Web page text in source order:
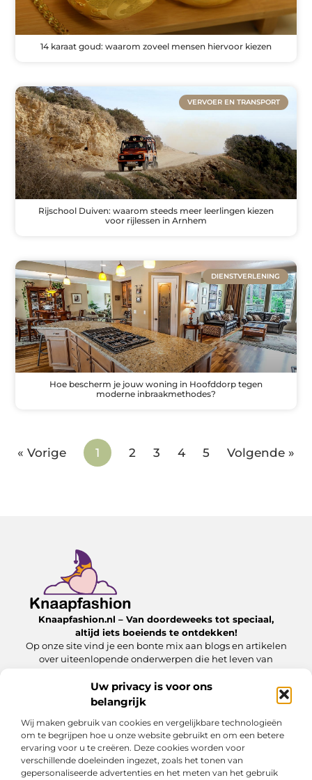
Uw privacy is voor ons
belangrijk
Wij maken gebruik van cookies en vergelijkbare technologieën
om te begrijpen hoe u onze website gebruikt en om een betere
ervaring voor u te creëren. Deze cookies worden voor
verschillende doeleinden ingezet, zoals het tonen van
gepersonaliseerde advertenties en het meten van het gebruik
14 karaat goud: waarom zoveel mensen hiervoor kiezen
VERVOER EN TRANSPORT
Rijschool Duiven: waarom steeds meer leerlingen kiezen
voor rijlessen in Arnhem
DIENSTVERLENING
Hoe bescherm je jouw woning in Hoofddorp tegen
moderne inbraakmethodes?
« Vorige 1 2 3 4 5 Volgende »
Knaapfashion.nl – Van doordeweeks tot speciaal,
altijd iets boeiends te ontdekken!
Op onze site vind je een bonte mix aan blogs en artikelen
over uiteenlopende onderwerpen die het leven van
Onze informatie
Bericht categorie